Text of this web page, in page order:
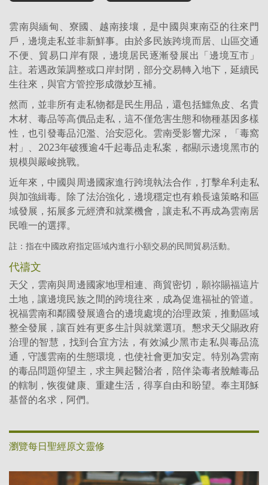
雲南與緬甸、寮國、越南接壤，是中國與東南亞的往來門
戶，邊境走私並非新鮮事。由於多民族跨境而居、山區交通
不便、貿易口岸有限，邊境居民逐漸發展出「邊境互市」
註。若遇政策調整或口岸封閉，部分交易轉入地下，延續民
生往來，與官方管控形成微妙互補。
然而，並非所有走私物都是民生用品，還包括鱷魚皮、名貴
木材、毒品等高價品走私，這不僅危害生態和物種基因多樣
性，也引發毒品氾濫、治安惡化。雲南受影響尤深，「毒窩
村」、2023年破獲逾4千起毒品走私案，都顯示邊境黑市的
規模與嚴峻挑戰。
近年來，中國與周邊國家進行跨境執法合作，打擊牟利走私
與加強緝毒。除了法治強化，邊境穩定也有賴長遠策略和區
域發展，拓展多元經濟和就業機會，讓走私不再成為雲南居
民唯一的選擇。
註：指在中國政府指定區域內進行小額交易的民間貿易活動。
代禱文
天父，雲南與周邊國家地理相連、商貿密切，願祢賜福這片
土地，讓邊境民族之間的跨境往來，成為促進福祉的管道。
祝福雲南和鄰國發展適合的邊境處境的治理政策，推動區域
整全發展，讓百姓有更多生計與就業選項。懇求天父賜政府
治理的智慧，找到合宜方法，有效減少黑市走私與毒品流
通，守護雲南的生態環境，也使社會更加安定。特別為雲南
的毒品問題仰望主，求主興起醫治者，陪伴染毒者脫離毒品
的轄制，恢復健康、重建生活，得享自由和盼望。奉主耶穌
基督的名求，阿們。
瀏覽每日聖經原文靈修